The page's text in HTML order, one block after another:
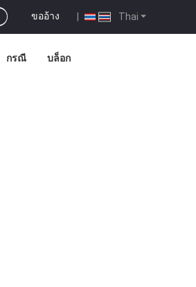
Thai
ขออ้าง |
กรณี บล็อก